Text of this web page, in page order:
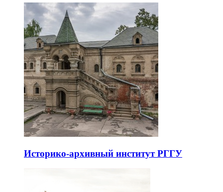
Историко-архивный институт РГГУ